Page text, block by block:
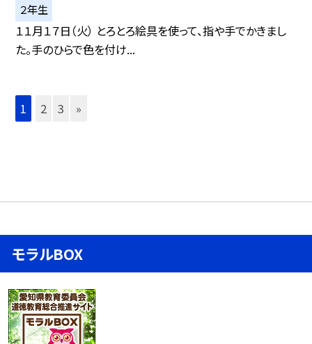
２年生
１１月１７日（火） とろとろ絵具を使って、指や手でかきまし
た。手のひらで色を付け...
1 2 3 »
モラルBOX